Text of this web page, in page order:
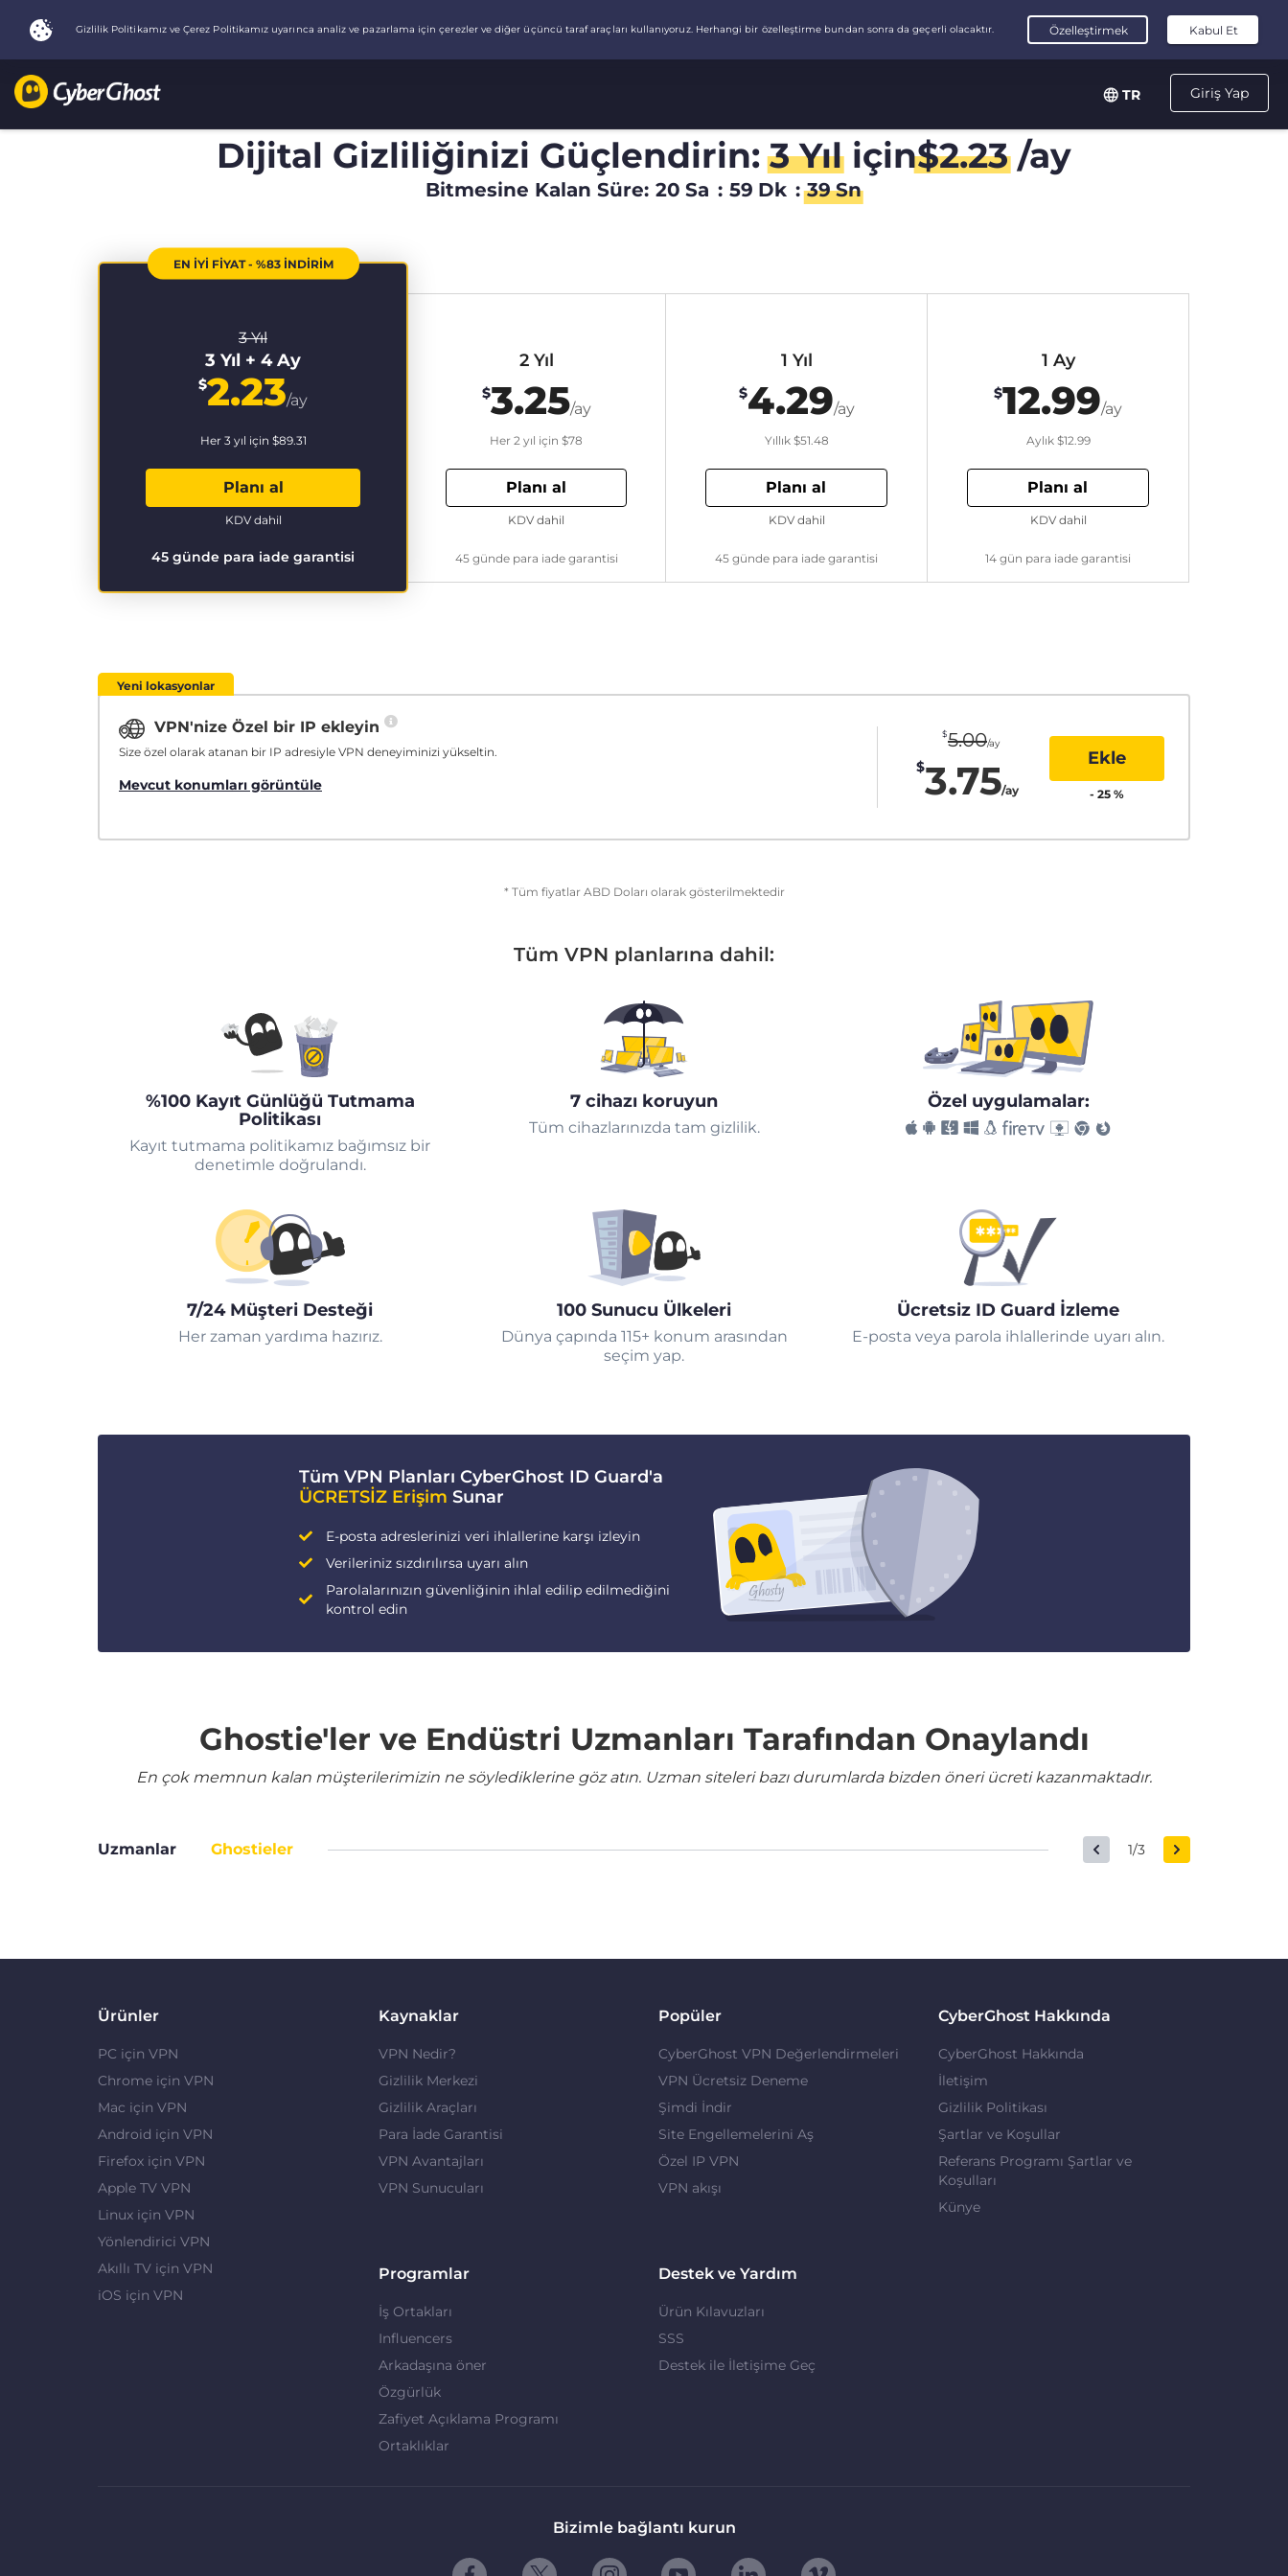
Giriş Yap
TR
Dijital Gizliliğinizi Güçlendirin:3 Yıliçin$2.23/ay
Bitmesine Kalan Süre: 20 Sa : 59 Dk : 38 Sn
EN İYİ FİYAT - %83 İNDİRİM
3 Yıl
3 Yıl + 4 Ay
$2.23/ay
Her 3 yıl için $89.31
Planı al
45 günde para iade garantisi
KDV dahil
2 Yıl
$3.25/ay
Her 2 yıl için$78
Planı al
45 günde para iade garantisi
KDV dahil
1 Yıl
$4.29/ay
Yıllık $51.48
Planı al
45 günde para iade garantisi
KDV dahil
1 Ay
$12.99/ay
Aylık $12.99
Planı al
14 gün para iade garantisi
KDV dahil
Yeni lokasyonlar
VPN'nize Özel bir IP ekleyin
Size özel olarak atanan bir IP adresiyle VPN deneyiminizi yükseltin.
Mevcut konumları görüntüle
$5.00/ay
$3.75/ay
Ekle
- 25 %
* Tüm fiyatlar ABD Doları olarak gösterilmektedir
Tüm VPN planlarına dahil:
%100 Kayıt Günlüğü Tutmama
Politikası
Kayıt tutmama politikamız bağımsız bir
denetimle doğrulandı.
7 cihazı koruyun
Tüm cihazlarınızda tam gizlilik.
Özel uygulamalar:
7/24 Müşteri Desteği
Her zaman yardıma hazırız.
100 Sunucu Ülkeleri
Dünya çapında 115+ konum arasından
seçim yap.
Ücretsiz ID Guard İzleme
E-posta veya parola ihlallerinde uyarı alın.
Tüm VPN Planları CyberGhost ID Guard'a
ÜCRETSİZ Erişim Sunar
E-posta adreslerinizi veri ihlallerine karşı izleyin
Verileriniz sızdırılırsa uyarı alın
Parolalarınızın güvenliğinin ihlal edilip edilmediğini
kontrol edin
Ghostie'ler ve Endüstri Uzmanları Tarafından Onaylandı
En çok memnun kalan müşterilerimizin ne söylediklerine göz atın. Uzman siteleri bazı durumlarda bizden öneri ücreti kazanmaktadır.
Uzmanlar Ghostieler 1/3
Ürünler
PC için VPN
Chrome için VPN
Mac için VPN
Android için VPN
Firefox için VPN
Apple TV VPN
Linux için VPN
Yönlendirici VPN
Akıllı TV için VPN
iOS için VPN
Kaynaklar
VPN Nedir?
Gizlilik Merkezi
Gizlilik Araçları
Para İade Garantisi
VPN Avantajları
VPN Sunucuları
Popüler
CyberGhost VPN Değerlendirmeleri
VPN Ücretsiz Deneme
Şimdi İndir
Site Engellemelerini Aş
Özel IP VPN
VPN akışı
CyberGhost Hakkında
CyberGhost Hakkında
İletişim
Gizlilik Politikası
Şartlar ve Koşullar
Referans Programı Şartlar ve
Koşulları
Künye
Programlar
İş Ortakları
Influencers
Arkadaşına öner
Özgürlük
Zafiyet Açıklama Programı
Ortaklıklar
Destek ve Yardım
Ürün Kılavuzları
SSS
Destek ile İletişime Geç
Bizimle bağlantı kurun